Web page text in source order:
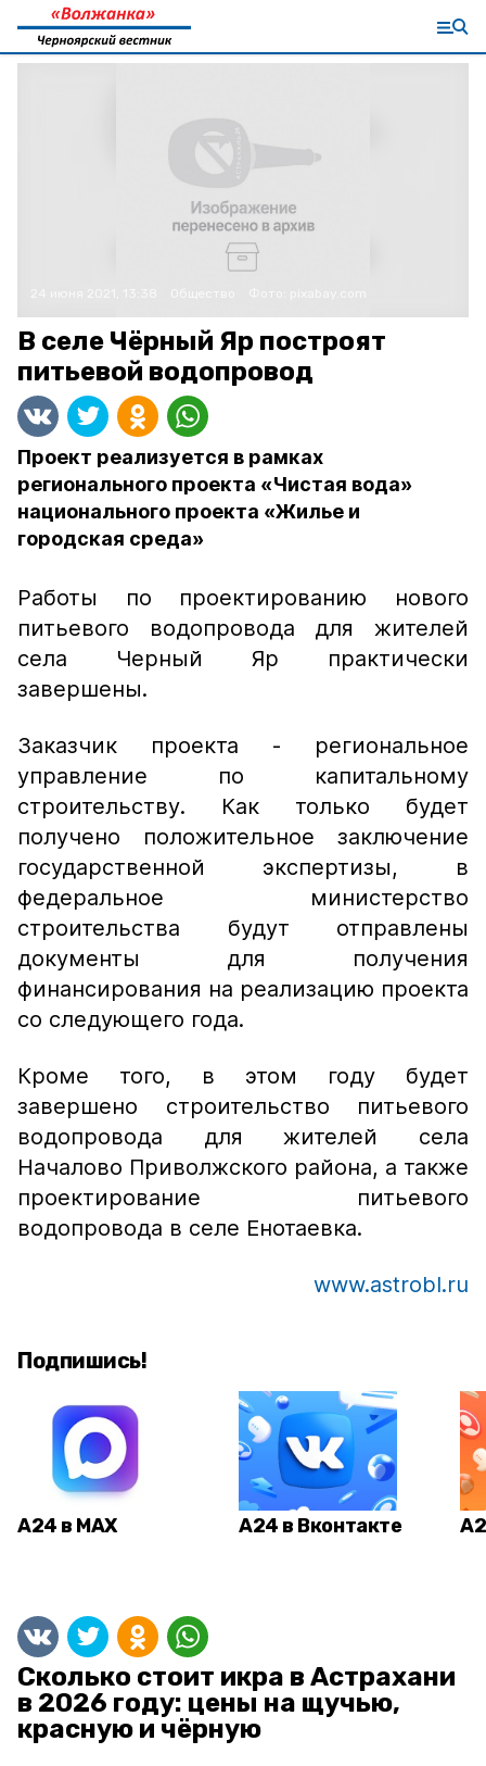
В селе Чёрный Яр построят
питьевой водопровод
Проект реализуется в рамках
регионального проекта «Чистая вода»
национального проекта «Жилье и
городская среда»
Работы по проектированию нового
питьевого водопровода для жителей
села Черный Яр практически
завершены.
Заказчик проекта - региональное
управление по капитальному
строительству. Как только будет
получено положительное заключение
государственной экспертизы, в
федеральное министерство
строительства будут отправлены
документы для получения
финансирования на реализацию проекта
со следующего года.
Кроме того, в этом году будет
завершено строительство питьевого
водопровода для жителей села
Началово Приволжского района, а также
проектирование питьевого
водопровода в селе Енотаевка.
www.astrobl.ru
Подпишись!
А24 в MAX А24 в Вконтакте
Сколько стоит икра в Астрахани
в 2026 году: цены на щучью,
красную и чёрную